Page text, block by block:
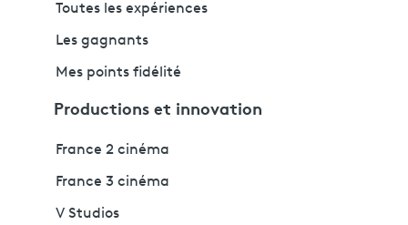
Toutes les expériences
Les gagnants
Mes points fidélité
Productions et innovation
France 2 cinéma
France 3 cinéma
V Studios